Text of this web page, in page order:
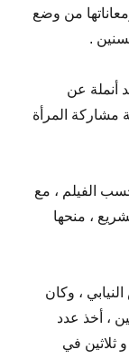
من وضع
.
أنملة عن
مشاركة المرأة
الفيلم ، مع
، منحها
، وكان
، أخذ عدد
ثلاثين في